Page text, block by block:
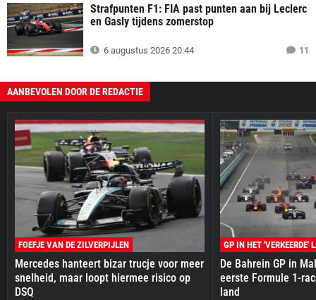
Strafpunten F1: FIA past punten aan bij Leclerc
en Gasly tijdens zomerstop
6 augustus 2026 20:44 11
AANBEVOLEN DOOR DE REDACTIE
FOEFJE VAN DE ZILVERPIJLEN
Mercedes hanteert bizar trucje voor meer
snelheid, maar loopt hiermee risico op
DSQ
GP IN HET 'VERKEERDE'
De Bahrein GP in
eerste Formule 1-
land